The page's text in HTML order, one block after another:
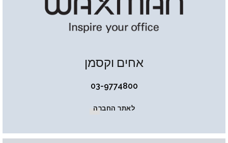
אחים וקסמן
03-9774800
לאתר החברה